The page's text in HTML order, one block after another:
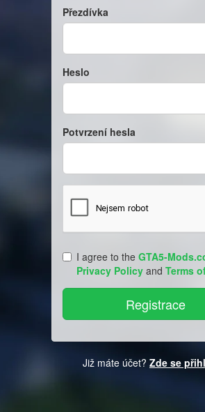
Přezdívka
Heslo
Potvrzení hesla
I agree to the GTA5-
Privacy Policy and Terms
Již máte účet? Zde se